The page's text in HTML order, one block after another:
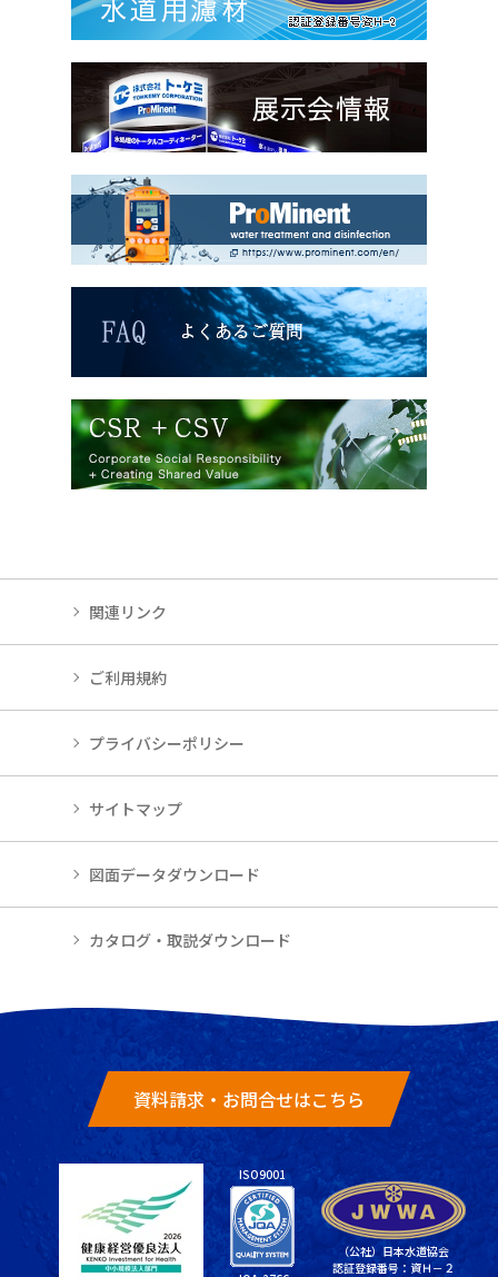
資料請求・お問合せはこちら
ISO9001
（公社）日本水道協会
認証登録番号：資Ｈ－２
関連リンク
ご利用規約
プライバシーポリシー
サイトマップ
図面データダウンロード
カタログ・取説ダウンロード